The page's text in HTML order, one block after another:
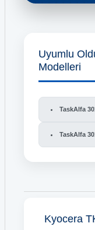
Uyumlu
Modelleri
TaskAlfa
TaskAlfa
Kyocera